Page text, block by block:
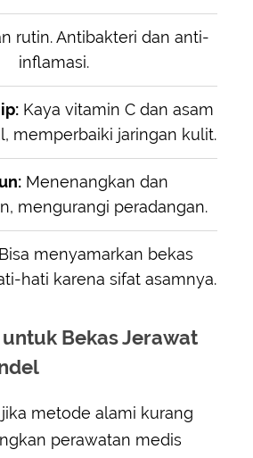
rutin. Antibakteri dan anti-
inflamasi.
Kaya vitamin C dan asam
memperbaiki jaringan kulit.
Menenangkan dan
mengurangi peradangan.
Bisa menyamarkan bekas
hati karena sifat asamnya.
Bekas Jerawat
metode alami kurang
perawatan medis